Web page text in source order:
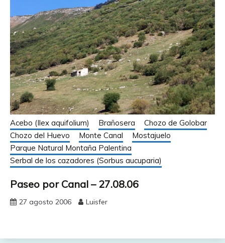
Acebo (Ilex aquifolium) Brañosera
Chozo de Golobar
Chozo del Huevo
Monte Canal
Mostajuelo
Parque Natural Montaña Palentina
Serbal de los cazadores (Sorbus aucuparia)
Paseo por Canal – 27.08.06
27 agosto 2006 Luisfer